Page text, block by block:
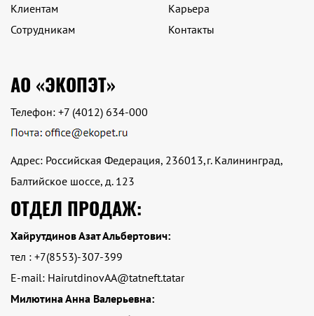
Клиентам
Сотрудникам
Карьера
Контакты
АО «ЭКОПЭТ»
Телефон: +7 (4012) 634-000
Адрес: Российская Федерация, 236013,г. Калининград,
Балтийское шоссе, д. 123
ОТДЕЛ ПРОДАЖ:
Хайрутдинов Азат Альбертович:
тел : +7(8553)-307-399
E-mail: HairutdinovAA@tatneft.tatar
Милютина Анна Валерьевна: